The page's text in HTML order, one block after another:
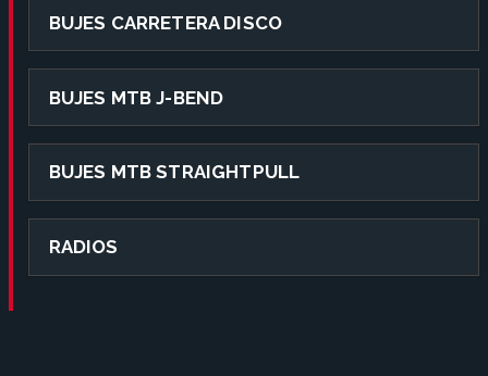
BUJES CARRETERA DISCO
BUJES MTB J-BEND
BUJES MTB STRAIGHTPULL
RADIOS